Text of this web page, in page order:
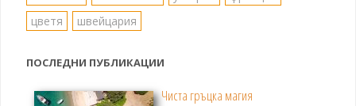
цветя
швейцария
ПОСЛЕДНИ ПУБЛИКАЦИИ
Чиста гръцка магия